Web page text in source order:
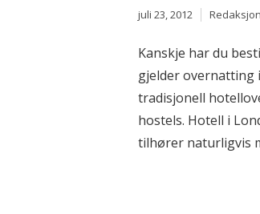
juli 23, 2012
Kanskje har du
gjelder overnatting
tradisjonell
hostels. Hotell i
tilhører naturligvis